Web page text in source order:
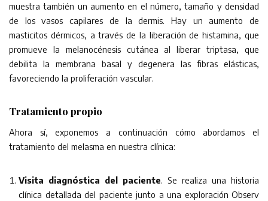
muestra también un aumento en el número, tamaño y densidad
de los vasos capilares de la dermis. Hay un aumento de
masticitos dérmicos, a través de la liberación de histamina, que
promueve la melanocénesis cutánea al liberar triptasa, que
debilita la membrana basal y degenera las fibras elásticas,
favoreciendo la proliferación vascular.
Tratamiento propio
Ahora sí, exponemos a continuación cómo abordamos el
tratamiento del melasma en nuestra clínica:
Visita diagnóstica del paciente. Se realiza una historia
clínica detallada del paciente junto a una exploración Observ